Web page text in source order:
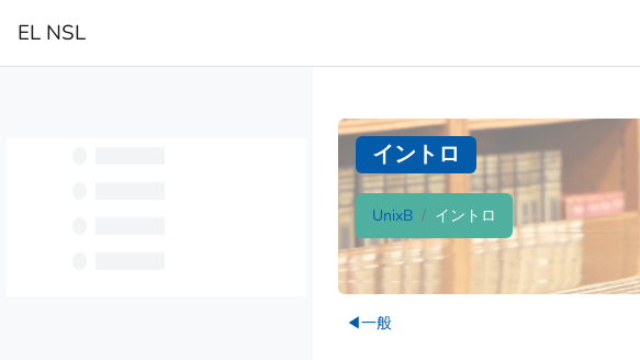
EL NSL
イントロ
UnixB イントロ
ブロック
セクションアウトライン
◀︎一般